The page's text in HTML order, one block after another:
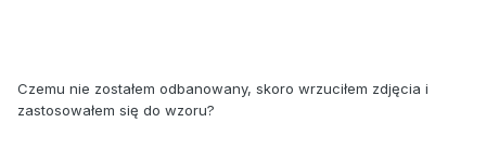
Czemu nie zostałem odbanowany, skoro wrzuciłem zdjęcia i
zastosowałem się do wzoru?